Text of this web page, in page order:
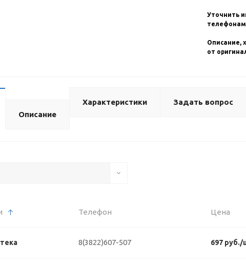
Уточнить
телефонам
Описание,
от
Описание
Характеристики Задать вопрос
Телефон Цена
8(3822)607-507 697 руб./